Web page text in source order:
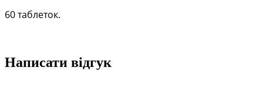
60 таблеток.
Написати відгук